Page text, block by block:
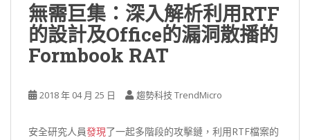
無需巨集：深入解析利用RTF
的設計及Office的漏洞散播的
Formbook RAT
2018 年 04 月 25 日 趨勢科技 TrendMicro
安全研究人員發現了一起多階段的攻擊鏈，利用RTF檔案的